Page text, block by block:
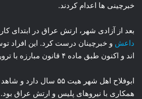
خبرچینی ها اعدام کردند.
بعد از آزادی شهر، ارتش عراق در ابتدای
داعش و خبرچینان درست کرد. این افراد
اند و اکنون طبق ماده ۴ قانون مبارزه با تروریسم مجازات می شوند.
ابوفلاح اهل شهر هیت ۵۵
همکاری با نیروهای پلیس و ارتش عراق بود.